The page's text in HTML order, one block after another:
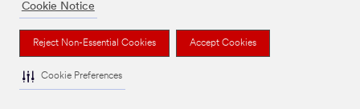
Cookie Notice
Reject Non-Essential Cookies Accept Cookies
Cookie Preferences